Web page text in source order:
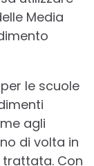
Media
le scuole
agli
di volta in
Con